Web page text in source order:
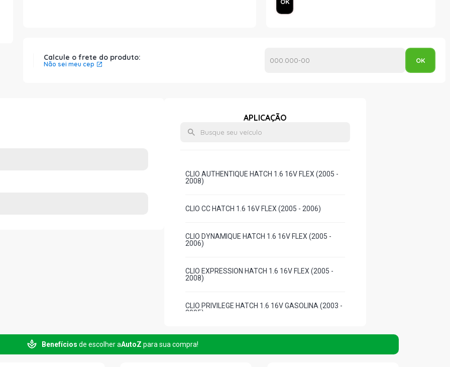
Calcule o frete do produto:
Não sei meu cep
APLICAÇÃO
CLIO AUTHENTIQUE HATCH 1.6 16V FLEX (2005 -
2008)
CLIO CC HATCH 1.6 16V FLEX (2005 - 2006)
CLIO DYNAMIQUE HATCH 1.6 16V FLEX (2005 -
2006)
CLIO EXPRESSION HATCH 1.6 16V FLEX (2005 -
2008)
CLIO PRIVILEGE HATCH 1.6 16V GASOLINA (2003 -
2005)
CLIO RN HATCH 1.6 16V GASOLINA (2003 - 2005)
Benefícios de escolher aAutoZ para sua compra!